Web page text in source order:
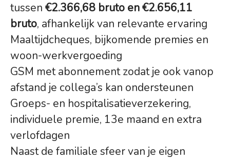
tussen €2.366,68 bruto en €2.656,11
bruto, afhankelijk van relevante ervaring
Maaltijdcheques, bijkomende premies en
woon-werkvergoeding
GSM met abonnement zodat je ook vanop
afstand je collega’s kan ondersteunen
Groeps- en hospitalisatieverzekering,
individuele premie, 13e maand en extra
verlofdagen
Naast de familiale sfeer van je eigen